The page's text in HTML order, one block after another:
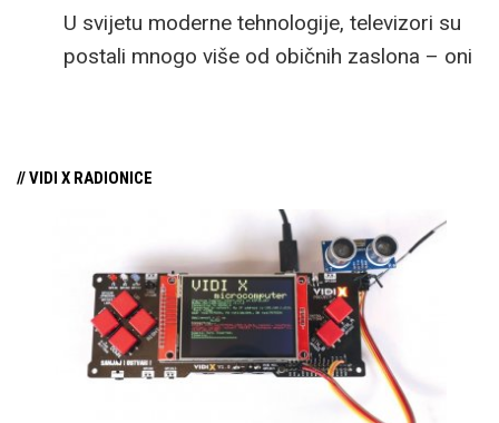
U svijetu moderne tehnologije, televizori su
postali mnogo više od običnih zaslona – oni
// VIDI X RADIONICE